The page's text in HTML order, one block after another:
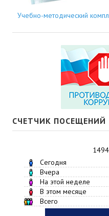
Учебно-методический
СЧЕТЧИК ПОСЕЩЕНИЙ
Сегодня
Вчера
На этой неделе
В этом месяце
Всего